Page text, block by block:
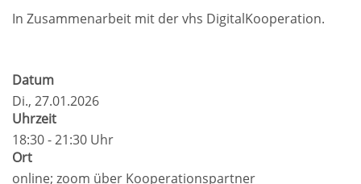
In Zusammenarbeit mit der vhs DigitalKooperation.
Datum
Di., 27.01.2026
Uhrzeit
18:30 - 21:30 Uhr
Ort
online; zoom über Kooperationspartner